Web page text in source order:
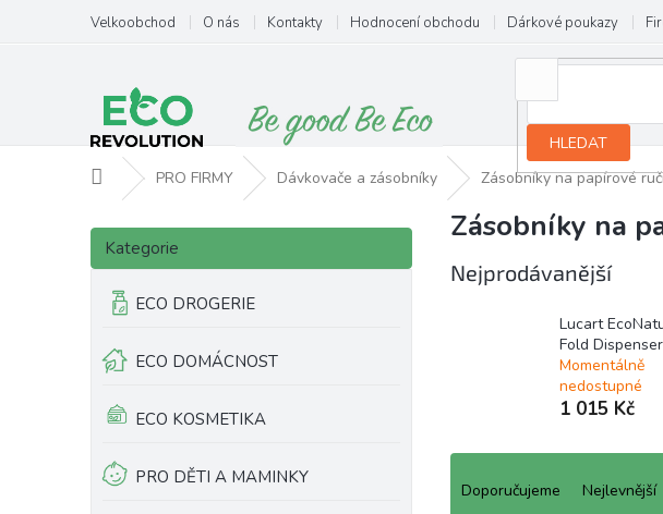
obsah
Velkoobchod O nás Kontakty Hodnocení obchodu Dárkové poukazy
HLEDAT
Domů PRO FIRMY Dávkovače a zásobníky Zásobníky na papírové
P
s
n
n
Přeskočit
kategorie
Kategorie
ECO DROGERIE
ECO DOMÁCNOST
ECO KOSMETIKA
PRO DĚTI A MAMINKY
Zásobníky na
Nejprodávanější
Lucart
Fold Dispenser
Momentálně
nedostupné
1 015 Kč
Ř
Doporučujeme Nejlevnější